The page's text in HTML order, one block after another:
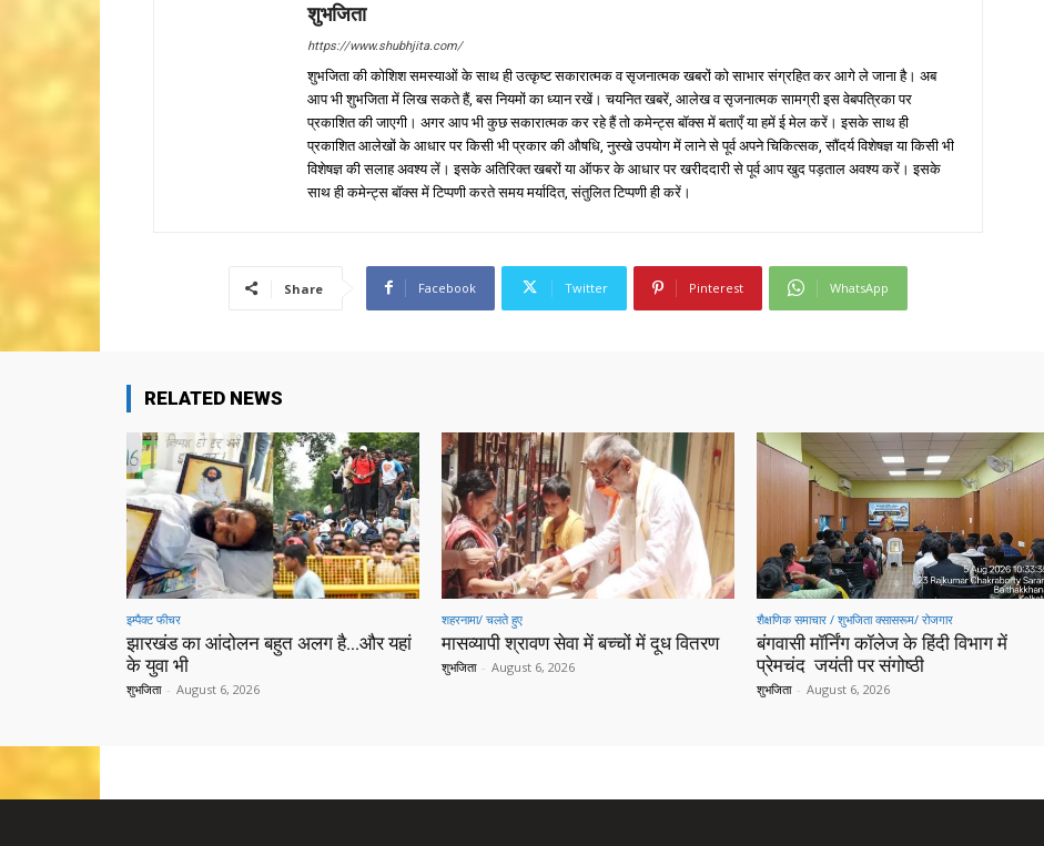
शुभजिता
https://www.shubhjita.com/
शुभजिता की कोशिश समस्याओं के साथ ही उत्कृष्ट सकारात्मक व सृजनात्मक खबरों को साभार संग्रहित कर आगे ले जाना है। अब
आप भी शुभजिता में लिख सकते हैं, बस नियमों का ध्यान रखें। चयनित खबरें, आलेख व सृजनात्मक सामग्री इस वेबपत्रिका पर
प्रकाशित की जाएगी। अगर आप भी कुछ सकारात्मक कर रहे हैं तो कमेन्ट्स बॉक्स में बताएँ या हमें ई मेल करें। इसके साथ ही
प्रकाशित आलेखों के आधार पर किसी भी प्रकार की औषधि, नुस्खे उपयोग में लाने से पूर्व अपने चिकित्सक, सौंदर्य विशेषज्ञ या किसी भी
विशेषज्ञ की सलाह अवश्य लें। इसके अतिरिक्त खबरों या ऑफर के आधार पर खरीददारी से पूर्व आप खुद पड़ताल अवश्य करें। इसके
साथ ही कमेन्ट्स बॉक्स में टिप्पणी करते समय मर्यादित, संतुलित टिप्पणी ही करें।
Share Facebook Twitter Pinterest WhatsApp
RELATED NEWS
इम्पैक्ट फीचर
झारखंड का आंदोलन बहुत अलग है…और यहां
के युवा भी
शुभजिता - August 6, 2026
शहरनामा/ चलते हुए
मासव्यापी श्रावण सेवा में बच्चों में दूध वितरण
शुभजिता - August 6, 2026
शैक्षणिक समाचार / शुभजिता क्सासरूम/ रोजगार
बंगवासी मॉर्निंग कॉलेज के हिंदी विभाग में
प्रेमचंद जयंती पर संगोष्ठी
शुभजिता - August 6, 2026